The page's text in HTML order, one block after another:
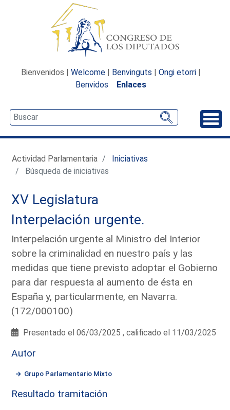
Bienvenidos | Welcome | Benvinguts | Ongi etorri |
Benvidos
Enlaces
Actividad Parlamentaria
Iniciativas
Búsqueda de iniciativas
XV Legislatura
Interpelación urgente.
Interpelación urgente al Ministro del Interior
sobre la criminalidad en nuestro país y las
medidas que tiene previsto adoptar el Gobierno
para dar respuesta al aumento de ésta en
España y, particularmente, en Navarra.
(172/000100)
Presentado el 06/03/2025 , calificado el 11/03/2025
Autor
Grupo Parlamentario Mixto
Resultado tramitación